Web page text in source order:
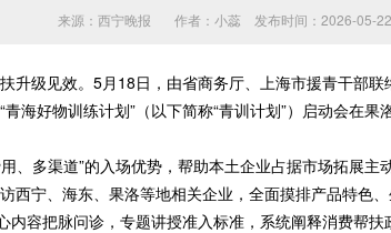
来源：西宁晚报 作者： 小蕊 发布时间：2026-
级见效。5月18日，由省商务厅、上海市援青干部联
海好物训练计划”（以下简称“青训计划”）启动会在
多渠道”的入场优势，帮助本土企业占据市场拓展主
西宁、海东、果洛等地相关企业，全面摸排产品特色
内容把脉问诊，专题讲授准入标准，系统阐释消费帮